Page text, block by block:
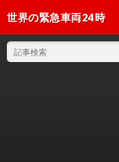
世界の緊急車両24時